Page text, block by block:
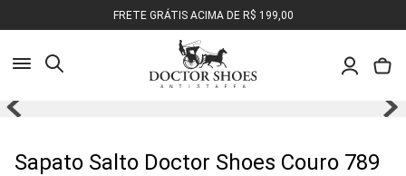
FRETE GRÁTIS ACIMA DE R$ 199,00
Pesquisa
Sapato Salto Doctor Shoes Couro 789